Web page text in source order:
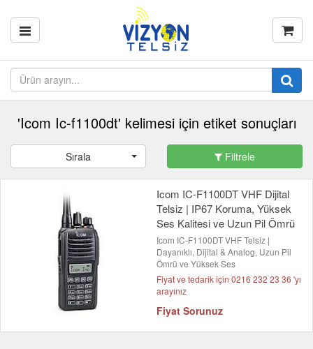
'Icom Ic-f1100dt' kelimesi için etiket sonuçları
Sırala Filtrele
Icom IC-F1100DT VHF Dijital
Telsiz | IP67 Koruma, Yüksek
Ses Kalitesi ve Uzun Pil Ömrü
Icom IC-F1100DT VHF Telsiz |
Dayanıklı, Dijital & Analog, Uzun Pil
Ömrü ve Yüksek Ses
Fiyat ve tedarik için 0216 232 23 36 'yı
arayınız
Fiyat Sorunuz